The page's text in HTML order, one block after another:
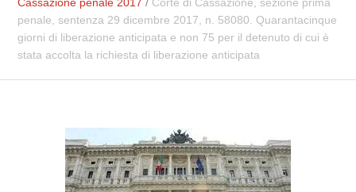
penale, sentenza 29 dicembre 2017, n. 58080. Quarantacinque
giorni di liberazione anticipata e non 75 per il detenuto di cui è
stata accolta la richiesta di liberazione anticipata